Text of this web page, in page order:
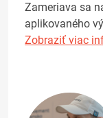
Zameriava sa
aplikovaného
Zobraziť viac